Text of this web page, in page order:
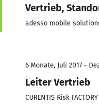
Vertrieb,
adesso mobile
6 Monate, Juli 2017 -
Leiter Vertrieb
CURENTIS Risk